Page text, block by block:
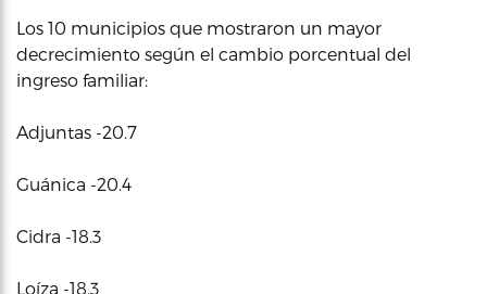
Los 10 municipios que mostraron un mayor
decrecimiento según el cambio porcentual del
ingreso familiar:
Adjuntas -20.7
Guánica -20.4
Cidra -18.3
Loíza -18.3